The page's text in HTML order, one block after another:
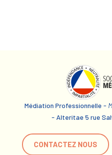
Médiation Professionnelle -
- Alteritae 5 rue
CONTACTEZ NOUS